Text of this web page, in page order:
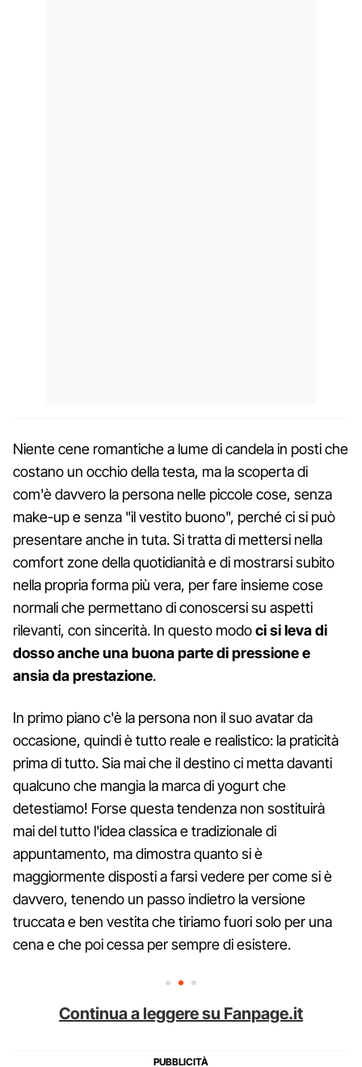
Niente cene romantiche a lume di candela in posti che
costano un occhio della testa, ma la scoperta di
com'è davvero la persona nelle piccole cose, senza
make-up e senza "il vestito buono", perché ci si può
presentare anche in tuta. Si tratta di mettersi nella
comfort zone della quotidianità e di mostrarsi subito
nella propria forma più vera, per fare insieme cose
normali che permettano di conoscersi su aspetti
rilevanti, con sincerità. In questo modoci si leva di
dosso anche una buona parte di pressione e
ansia da prestazione.
In primo piano c'è la persona non il suo avatar da
occasione, quindi è tutto reale e realistico: la praticità
prima di tutto. Sia mai che il destino ci metta davanti
qualcuno che mangia la marca di yogurt che
detestiamo! Forse questa tendenza non sostituirà
mai del tutto l'idea classica e tradizionale di
appuntamento, ma dimostra quanto si è
maggiormente disposti a farsi vedere per come si è
davvero, tenendo un passo indietro la versione
truccata e ben vestita che tiriamo fuori solo per una
cena e che poi cessa per sempre di esistere.
Continua a leggere su Fanpage.it